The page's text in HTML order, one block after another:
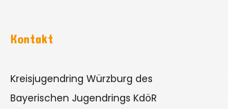
Kontakt
Kreisjugendring Würzburg des
Bayerischen Jugendrings KdöR